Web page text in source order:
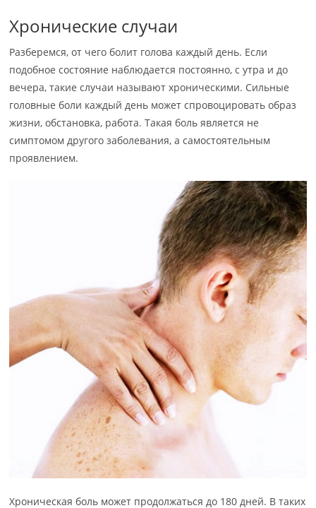
Хронические случаи
Разберемся, от чего болит голова каждый день. Если
подобное состояние наблюдается постоянно, с утра и до
вечера, такие случаи называют хроническими. Сильные
головные боли каждый день может спровоцировать образ
жизни, обстановка, работа. Такая боль является не
симптомом другого заболевания, а самостоятельным
проявлением.
Хроническая боль может продолжаться до 180 дней. В таких